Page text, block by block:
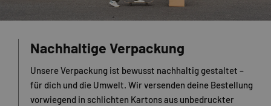
Nachhaltige Verpackung
Unsere Verpackung ist bewusst nachhaltig gestaltet –
für dich und die Umwelt. Wir versenden deine Bestellung
vorwiegend in schlichten Kartons aus unbedruckter